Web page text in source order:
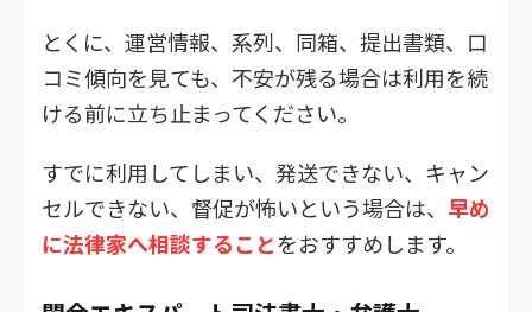
とくに、運営情報、系列、同箱、提出書類、口
コミ傾向を見ても、不安が残る場合は利用を続
ける前に立ち止まってください。
すでに利用してしまい、発送できない、キャン
セルできない、督促が怖いという場合は、 早め
に法律家へ相談することをおすすめします。